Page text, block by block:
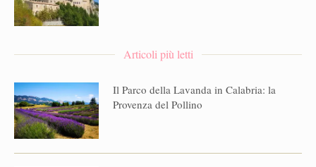
Articoli più letti
Il Parco della Lavanda in Calabria: la
Provenza del Pollino